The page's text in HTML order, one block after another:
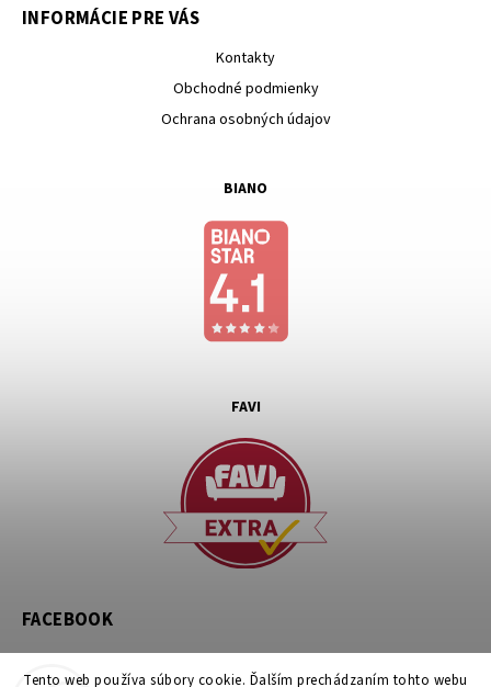
Tento web používa súbory cookie. Ďalším prechádzaním tohto webu
INFORMÁCIE PRE VÁS
Kontakty
Obchodné podmienky
Ochrana osobných údajov
BIANO
FAVI
FACEBOOK